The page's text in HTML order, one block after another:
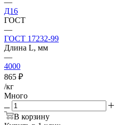
—
Д16
ГОСТ
—
ГОСТ 17232-99
Длина L, мм
—
4000
865 ₽
/кг
Много
В корзину